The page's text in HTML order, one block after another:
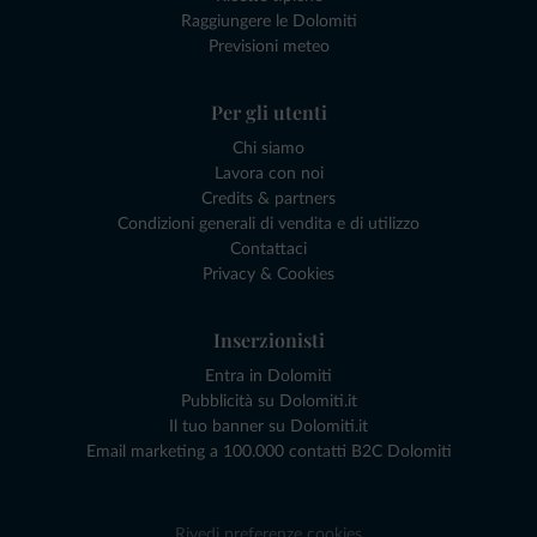
Raggiungere le Dolomiti
Previsioni meteo
Per gli utenti
Chi siamo
Lavora con noi
Credits & partners
Condizioni generali di vendita e di utilizzo
Contattaci
Privacy & Cookies
Inserzionisti
Entra in Dolomiti
Pubblicità su Dolomiti.it
Il tuo banner su Dolomiti.it
Email marketing a 100.000 contatti B2C Dolomiti